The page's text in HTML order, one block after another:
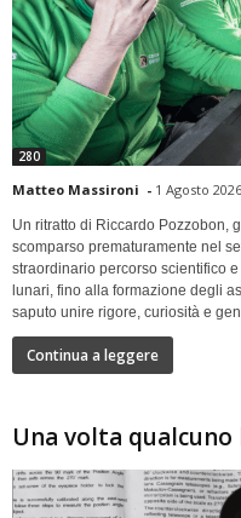
280
Matteo Massironi - 1 Agosto 2026
Un ritratto di Riccardo Pozzobon,
scomparso prematuramente nel
straordinario percorso scientifico
lunari, fino alla formazione degli
saputo unire rigore, curiosità e
Continua a leggere
Una volta qualcuno